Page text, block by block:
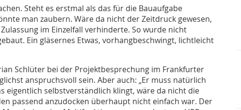
Steht es erstmal als das für die Bauaufgabe
man zaubern. Wäre da nicht der Zeitdruck gewesen,
im Einzelfall verhinderte. So wurde nicht
Ein gläsernes Etwas, vorhangbeschwingt, lichtleicht
Schlüter bei der Projektbesprechung im Frankfurter
anspruchsvoll sein. Aber auch: „Er muss natürlich
eigentlich selbstverständlich klingt, wäre da nicht die
passend anzudocken überhaupt nicht einfach war. Der